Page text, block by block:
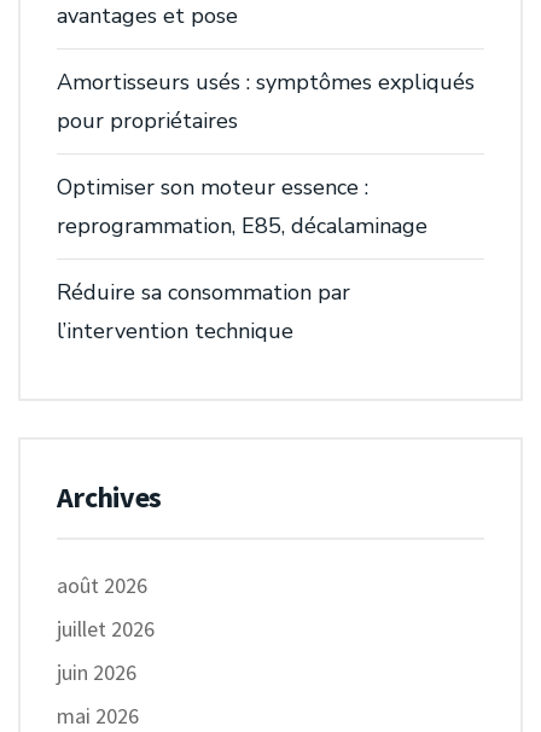
avantages et pose
Amortisseurs usés : symptômes expliqués
pour propriétaires
Optimiser son moteur essence :
reprogrammation, E85, décalaminage
Réduire sa consommation par
l’intervention technique
Archives
août 2026
juillet 2026
juin 2026
mai 2026